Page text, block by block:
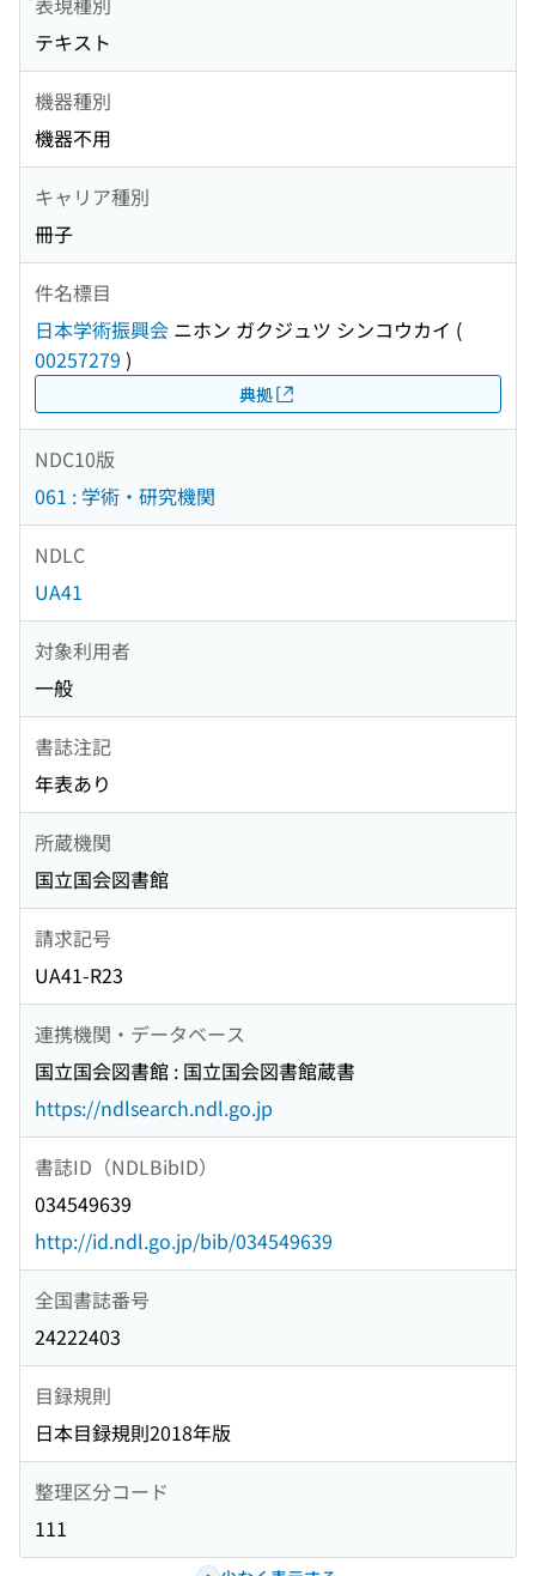
テキスト
機器種別
機器不用
キャリア種別
冊子
件名標目
日本学術振興会 ニホン ガクジュツ シンコウカイ (
00257279 )
典拠
NDC10版
061 : 学術・研究機関
NDLC
UA41
対象利用者
一般
書誌注記
年表あり
所蔵機関
国立国会図書館
請求記号
UA41-R23
連携機関・データベース
国立国会図書館 : 国立国会図書館蔵書
https://ndlsearch.ndl.go.jp
書誌ID（NDLBibID）
034549639
http://id.ndl.go.jp/bib/034549639
全国書誌番号
24222403
目録規則
日本目録規則2018年版
整理区分コード
111